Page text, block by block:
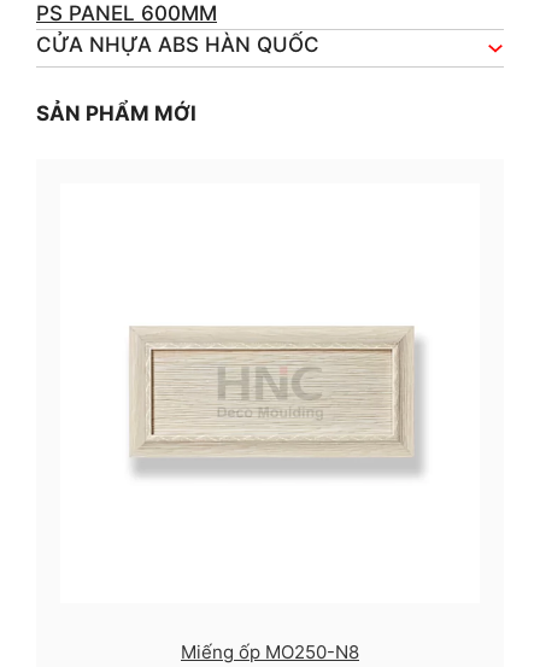
PS PANEL 600MM
CỬA NHỰA ABS HÀN QUỐC
SẢN PHẨM MỚI
Miếng ốp MO250-N8